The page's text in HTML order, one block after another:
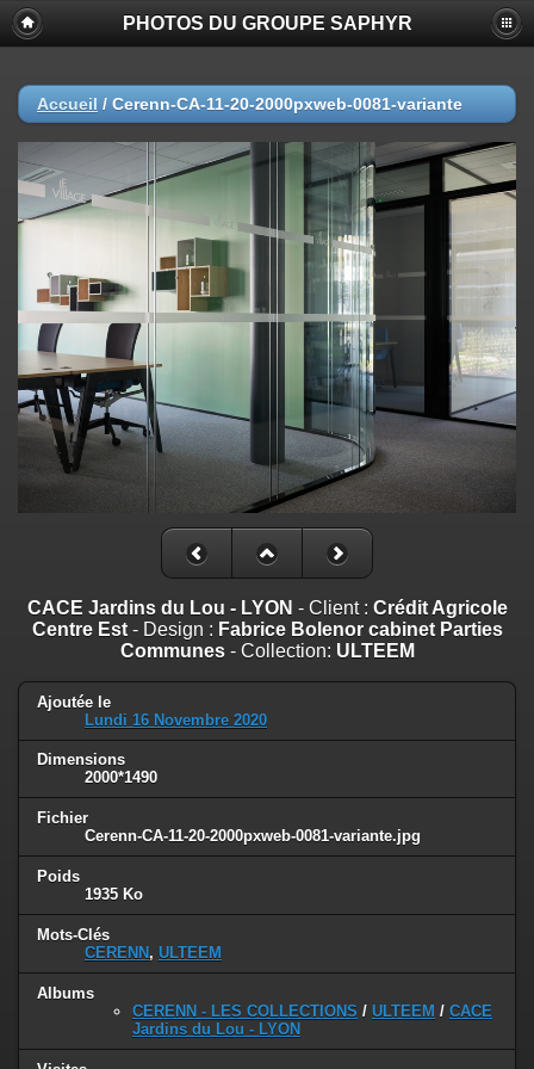
PHOTOS DU GROUPE SAPHYR
Accueil / Cerenn-CA-11-20-2000pxweb-0081-variante
CACE Jardins du Lou - LYON - Client : Crédit Agricole
Centre Est- Design : Fabrice Bolenor cabinet Parties
Communes- Collection: ULTEEM
Ajoutée le
Lundi 16 Novembre 2020
Dimensions
2000*1490
Fichier
Cerenn-CA-11-20-2000pxweb-0081-variante.jpg
Poids
1935 Ko
Mots-Clés
CERENN , ULTEEM
Albums
CERENN - LES COLLECTIONS / ULTEEM / CACE
Jardins du Lou - LYON